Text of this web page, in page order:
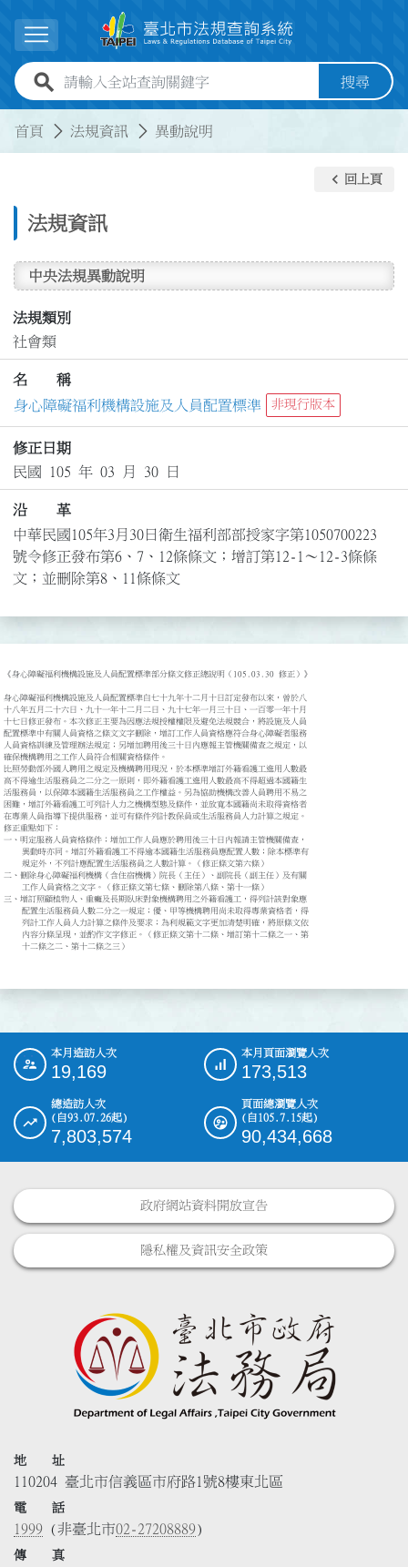
展開選單
全站查詢關鍵字欄位 搜尋
首頁 法規資訊 異動說明
法規資訊
keyboard_arrow_left 回上頁
中央法規異動說明
法規類別
社會類
名 稱
身心障礙福利機構設施及人員配置標準
非現行版本
修正日期
民國 105 年 03 月 30 日
沿 革
中華民國105年3月30日衛生福利部部授家字第1050700223
號令修正發布第6、7、12條條文；增訂第12-1～12-3條條
文；並刪除第8、11條條文
《身心障礙福利機構設施及人員配置標準部分條文修正總說明（105.03.30 修正）》
身心障礙福利機構設施及人員配置標準自七十九年十二月十日訂定發布以來，曾於八
十八年五月二十六日、九十一年十二月二日、九十七年一月三十日、一百零一年十月
十七日修正發布。本次修正主要為因應法規授權權限及避免法規競合，將設施及人員
配置標準中有關人員資格之條文文字刪除，增訂工作人員資格應符合身心障礙者服務
人員資格訓練及管理辦法規定；另增加聘用後三十日內應報主管機關備查之規定，以
確保機構聘用之工作人員符合相關資格條件。
比照勞動部外國人聘用之規定及機構聘用現況，於本標準增訂外籍看護工進用人數最
高不得逾生活服務員之二分之一原則，即外籍看護工進用人數最高不得超過本國籍生
活服務員，以保障本國籍生活服務員之工作權益。另為協助機構改善人員聘用不易之
困難，增訂外籍看護工可列計人力之機構型態及條件，並放寬本國籍尚未取得資格者
在專業人員指導下提供服務，並可有條件列計教保員或生活服務員人力計算之規定。
修正重點如下：
一、明定服務人員資格條件；增加工作人員應於聘用後三十日內報請主管機關備查，
二、刪除身心障礙福利機構（含住宿機構）院長（主任）、副院長（副主任）及有關
三、增訂照顧植物人、重癱及長期臥床對象機構聘用之外籍看護工，得列計該對象應
::: 本月造訪人次
19,169
本月頁面瀏覽人次
173,513
總造訪人次
(自93.07.26起)
7,803,574
頁面總瀏覽人次
(自105.7.15起)
90,434,668
政府網站資料開放宣告
隱私權及資訊安全政策
地 址
110204 臺北市信義區市府路1號8樓東北區
電 話
1999 (非臺北市02-27208889)
傳 真